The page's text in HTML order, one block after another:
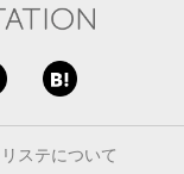
ステについて